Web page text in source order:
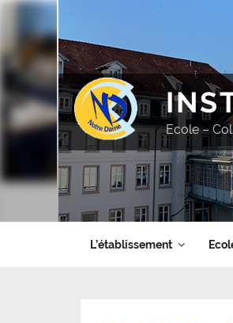
Aller
contenu
principal
Ecole –
L’établissement